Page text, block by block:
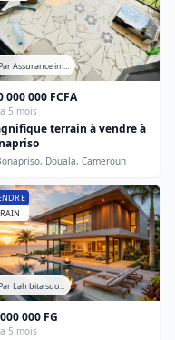
Par Assurance im...
000 000 FCFA
5 mois
terrain à vendre à
Douala, Cameroun
Par Lah bita suo...
000 FG
5 mois